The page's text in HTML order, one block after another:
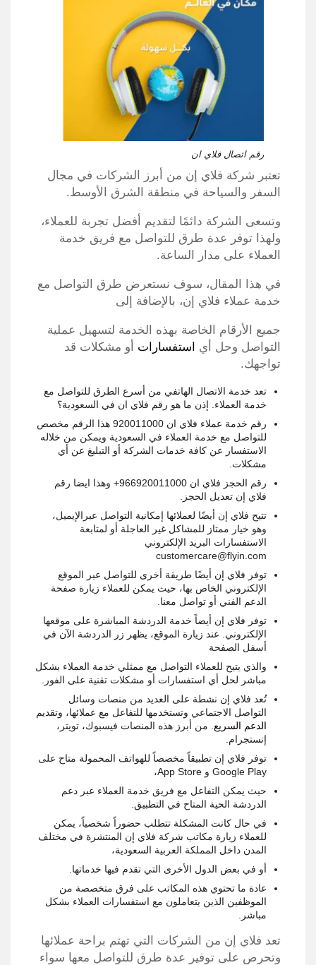
رقم اتصال فلاي ان
تعتبر شركة فلاي إن من أبرز الشركات في مجال
السفر والسياحة في منطقة الشرق الأوسط.
وتسعى الشركة دائمًا لتقديم أفضل تجربة للعملاء،
ولهذا توفر عدة طرق للتواصل مع فريق خدمة
العملاء على مدار الساعة.
في هذا المقال، سوف نستعرض طرق التواصل مع
خدمة عملاء فلاي إن، بالإضافة إلى
جميع الأرقام الخاصة بهذه الخدمة لتسهيل عملية
التواصل وحل أي
استفسارات أو مشكلات قد
تواجهك.
تعد خدمة الاتصال الهاتفي من أسرع الطرق للتواصل مع
خدمة العملاء. إذن ما هو رقم فلاي ان في السعودية؟
رقم خدمة عملاء فلاي ان 920011000 هذا الرقم مخصص
للتواصل مع خدمة العملاء في السعودية ويمكن من خلاله
الاستفسار عن كافة خدمات الشركة أو التبليغ عن أي
مشكلات.
رقم الحجز فلاي ان 966920011000+ وهذا ايضا رقم
فلاي إن تعديل الحجز.
تتيح فلاي إن أيضًا لعملائها إمكانية التواصل عبرالإيميل،
وهو خيار ممتاز للمشاكل غير العاجلة أو لمتابعة
الاستفسارات البريد الإلكتروني
customercare@flyin.com
توفر فلاي إن أيضًا طريقة أخرى للتواصل عبر الموقع
الإلكتروني الخاص بها، حيث يمكن للعملاء زيارة صفحة
الدعم الفني أو تواصل معنا.
توفر فلاي إن أيضاً خدمة الدردشة المباشرة على موقعها
الإلكتروني. عند زيارة الموقع، يظهر زر الدردشة الآن في
أسفل الصفحة
والذي يتيح للعملاء التواصل مع ممثلي خدمة العملاء بشكل
مباشر لحل أي استفسارات أو مشكلات تقنية على الفور.
تُعد فلاي إن نشطة على العديد من منصات وسائل
التواصل الاجتماعي وتستخدمها للتفاعل مع عملائها، وتقديم
الدعم السريع. من أبرز هذه المنصات فيسبوك، تويتر،
إنستجرام.
توفر فلاي إن تطبيقاً مخصصاً للهواتف المحمولة متاح على
Google Play و App Store،
حيث يمكن التفاعل مع فريق خدمة العملاء عبر دعم
الدردشة الحية المتاح في التطبيق.
في حال كانت المشكلة تتطلب حضوراً شخصياً، يمكن
للعملاء زيارة مكاتب شركة فلاي إن المنتشرة في مختلف
المدن داخل المملكة العربية السعودية،
أو في بعض الدول الأخرى التي تقدم فيها خدماتها.
عادة ما تحتوي هذه المكاتب على فرق متخصصة من
الموظفين الذين يتعاملون مع استفسارات العملاء بشكل
مباشر.
تعد فلاي إن من الشركات التي تهتم براحة عملائها
وتحرص على توفير عدة طرق للتواصل معها سواء